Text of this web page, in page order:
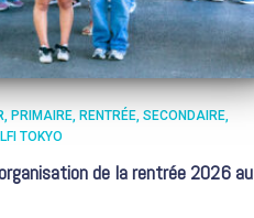
PRIMAIRE RENTRÉE SECONDAIRE
TOKYO
de la rentrée 2026 au